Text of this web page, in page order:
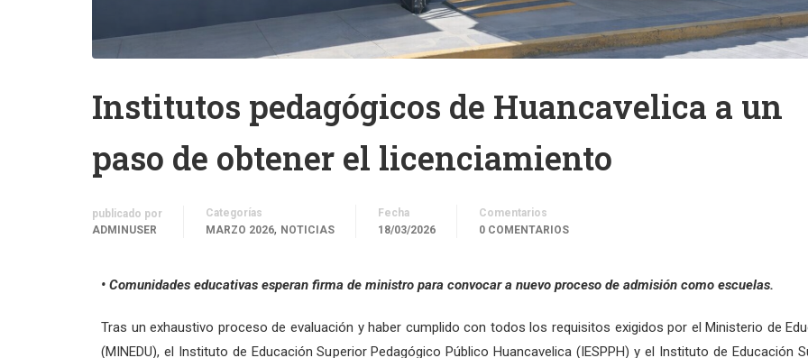
Institutos pedagógicos de Huancavelica a un
paso de obtener el licenciamiento
publicado por
ADMINUSER
Categorías
MARZO 2026, NOTICIAS
Fecha
18/03/2026
Comentarios
0 COMENTARIOS
• Comunidades educativas esperan firma de ministro para convocar a nuevo proceso de admisión como escuelas.
Tras un exhaustivo proceso de evaluación y haber cumplido con todos los requisitos exigidos por el Ministerio de
(MINEDU), el Instituto de Educación Superior Pedagógico Público Huancavelica (IESPPH) y el Instituto de Educación